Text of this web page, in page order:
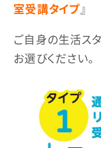
室受講タイプ』
ご自身の生活ス
お選びください。